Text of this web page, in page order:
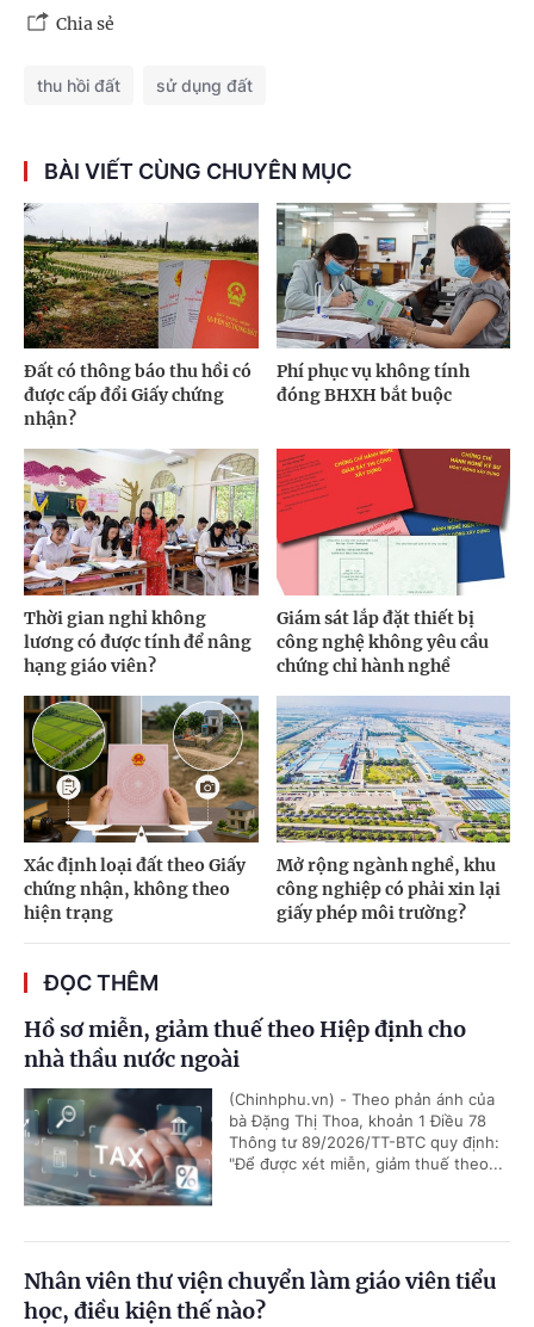
Chia sẻ
thu hồi đất sử dụng đất
BÀI VIẾT CÙNG CHUYÊN MỤC
Đất có thông báo thu hồi có
được cấp đổi Giấy chứng
nhận?
Phí phục vụ không tính
đóng BHXH bắt buộc
Thời gian nghỉ không
lương có được tính để nâng
hạng giáo viên?
Giám sát lắp đặt thiết bị
công nghệ không yêu cầu
chứng chỉ hành nghề
Xác định loại đất theo Giấy
chứng nhận, không theo
hiện trạng
Mở rộng ngành nghề, khu
công nghiệp có phải xin lại
giấy phép môi trường?
ĐỌC THÊM
Hồ sơ miễn, giảm thuế theo Hiệp định cho
nhà thầu nước ngoài
(Chinhphu.vn) - Theo phản ánh của
bà Đặng Thị Thoa, khoản 1 Điều 78
Thông tư 89/2026/TT-BTC quy định:
"Để được xét miễn, giảm thuế theo...
Nhân viên thư viện chuyển làm giáo viên tiểu
học, điều kiện thế nào?